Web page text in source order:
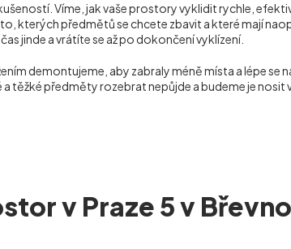
Víme, jak vaše prostory vyklidit rychle,
kterých předmětů se chcete zbavit a které mají
jinde a vrátíte se až po dokončení vyklízení.
demontujeme, aby zabraly méně místa a lépe se
těžké předměty rozebrat nepůjde a budeme je nosit
v Praze 5 v